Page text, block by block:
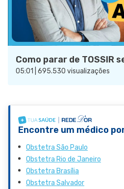
Como parar de TOSSIR
05:01 | 695.530 visualizações
Encontre um médico
Obstetra São Paulo
Obstetra Rio de Janeiro
Obstetra Brasília
Obstetra Salvador